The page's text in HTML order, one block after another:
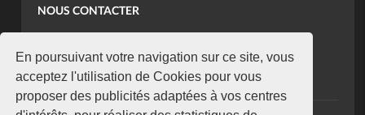
En poursuivant votre navigation sur ce site, vous
acceptez l'utilisation de Cookies pour vous
proposer des publicités adaptées à vos centres
NOUS CONTACTER
koaci@yahoo.fr
+225 07 08 85 52 93